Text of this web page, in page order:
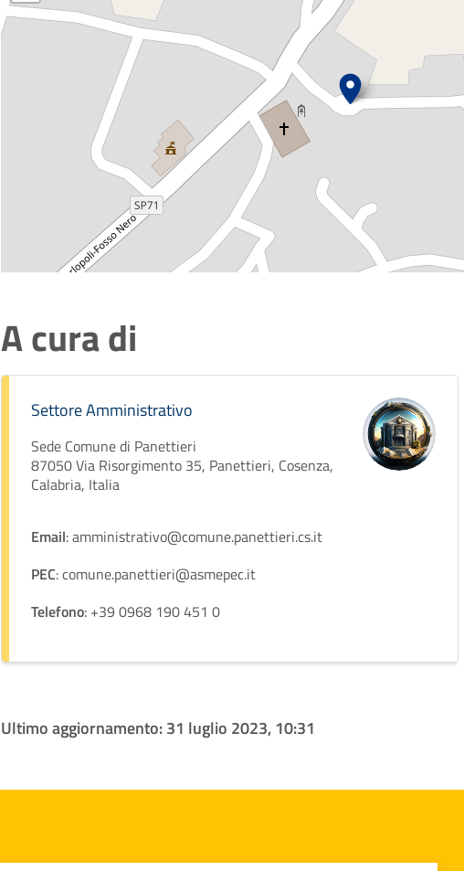
A cura di
Settore Amministrativo
Sede Comune di Panettieri
87050 Via Risorgimento 35, Panettieri, Cosenza,
Calabria, Italia
Email: amministrativo@comune.panettieri.cs.it
PEC: comune.panettieri@asmepec.it
Telefono: +39 0968 190 451 0
Ultimo aggiornamento:31 luglio 2023, 10:31